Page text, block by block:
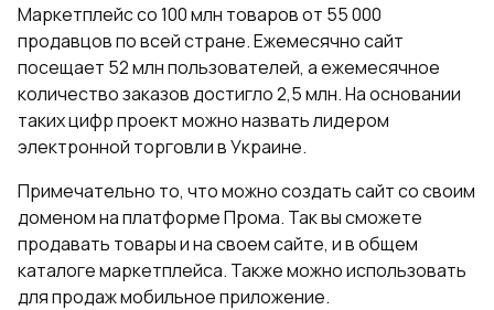
Маркетплейс со 100 млн товаров от 55 000
продавцов по всей стране. Ежемесячно сайт
посещает 52 млн пользователей, а ежемесячное
количество заказов достигло 2,5 млн. На основании
таких цифр проект можно назвать лидером
электронной торговли в Украине.
Примечательно то, что можно создать сайт со своим
доменом на платформе Прома. Так вы сможете
продавать товары и на своем сайте, и в общем
каталоге маркетплейса. Также можно использовать
для продаж мобильное приложение.